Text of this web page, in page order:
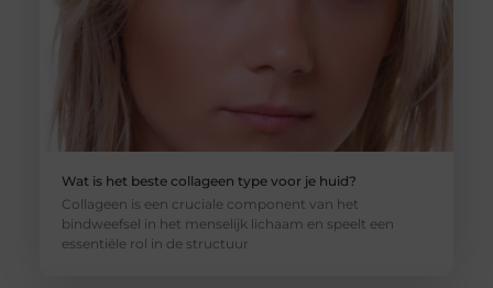
Wat is het beste collageen type voor je huid?
Collageen is een cruciale component van het
bindweefsel in het menselijk lichaam en speelt een
essentiële rol in de structuur